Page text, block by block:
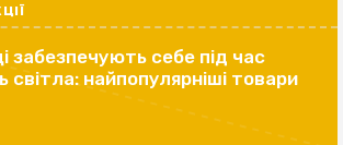
забезпечують себе під час
світла: найпопулярніші товари